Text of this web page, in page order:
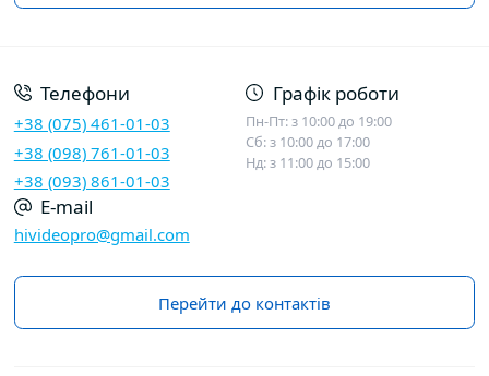
Телефони
+38 (075) 461-01-03
+38 (098) 761-01-03
+38 (093) 861-01-03
Графік роботи
Пн-Пт: з 10:00 до 19:00
Сб: з 10:00 до 17:00
Нд: з 11:00 до 15:00
E-mail
hivideopro@gmail.com
Перейти до контактів